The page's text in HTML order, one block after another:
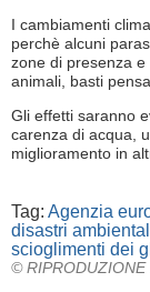
I cambiamenti
perchè alcuni
zone di presenza
animali, basti
Gli effetti saranno
carenza di acqua,
miglioramento in
Tag: Agenzia
disastri
scioglimenti dei
© RIPRODUZIONE